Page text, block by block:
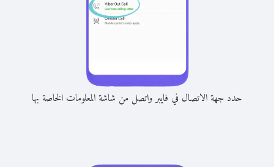
حدد جهة الاتصال في فايبر واتصل من شاشة المعلومات الخاصة بها